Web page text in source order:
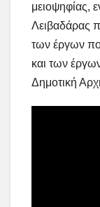
μειοψηφίας,
Λειβαδάρας
των έργων
και των
Δημοτική